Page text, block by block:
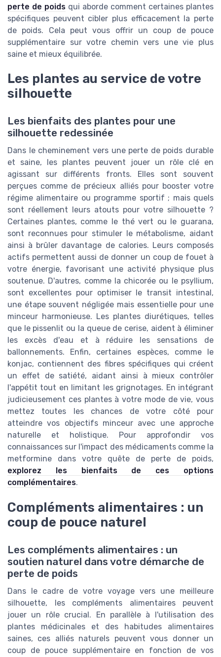
perte de poids qui aborde comment certaines plantes
spécifiques peuvent cibler plus efficacement la perte
de poids. Cela peut vous offrir un coup de pouce
supplémentaire sur votre chemin vers une vie plus
saine et mieux équilibrée.
Les plantes au service de votre
silhouette
Les bienfaits des plantes pour une
silhouette redessinée
Dans le cheminement vers une perte de poids durable
et saine, les plantes peuvent jouer un rôle clé en
agissant sur différents fronts. Elles sont souvent
perçues comme de précieux alliés pour booster votre
régime alimentaire ou programme sportif ; mais quels
sont réellement leurs atouts pour votre silhouette ?
Certaines plantes, comme le thé vert ou le guarana,
sont reconnues pour stimuler le métabolisme, aidant
ainsi à brûler davantage de calories. Leurs composés
actifs permettent aussi de donner un coup de fouet à
votre énergie, favorisant une activité physique plus
soutenue. D'autres, comme la chicorée ou le psyllium,
sont excellentes pour optimiser le transit intestinal,
une étape souvent négligée mais essentielle pour une
minceur harmonieuse. Les plantes diurétiques, telles
que le pissenlit ou la queue de cerise, aident à éliminer
les excès d'eau et à réduire les sensations de
ballonnements. Enfin, certaines espèces, comme le
konjac, contiennent des fibres spécifiques qui créent
un effet de satiété, aidant ainsi à mieux contrôler
l'appétit tout en limitant les grignotages. En intégrant
judicieusement ces plantes à votre mode de vie, vous
mettez toutes les chances de votre côté pour
atteindre vos objectifs minceur avec une approche
naturelle et holistique. Pour approfondir vos
connaissances sur l'impact des médicaments comme la
metformine dans votre quête de perte de poids,
explorez les bienfaits de ces options
complémentaires.
Compléments alimentaires : un
coup de pouce naturel
Les compléments alimentaires : un
soutien naturel dans votre démarche de
perte de poids
Dans le cadre de votre voyage vers une meilleure
silhouette, les compléments alimentaires peuvent
jouer un rôle crucial. En parallèle à l'utilisation des
plantes médicinales et des habitudes alimentaires
saines, ces alliés naturels peuvent vous donner un
coup de pouce supplémentaire en fonction de vos